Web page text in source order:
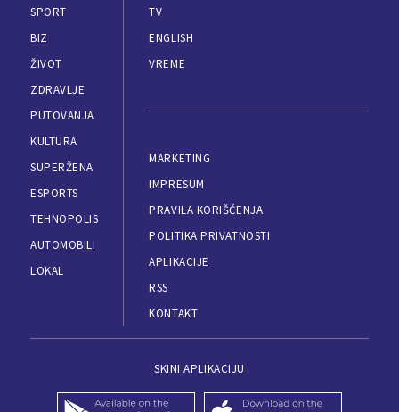
SPORT
BIZ
ŽIVOT
ZDRAVLJE
PUTOVANJA
KULTURA
SUPERŽENA
ESPORTS
TEHNOPOLIS
AUTOMOBILI
LOKAL
TV
ENGLISH
VREME
MARKETING
IMPRESUM
PRAVILA KORIŠĆENJA
POLITIKA PRIVATNOSTI
APLIKACIJE
RSS
KONTAKT
SKINI APLIKACIJU